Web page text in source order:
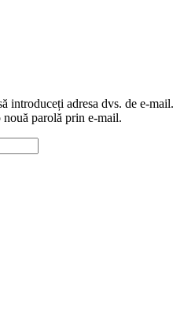
introduceți adresa dvs. de e-mail.
parolă prin e-mail.